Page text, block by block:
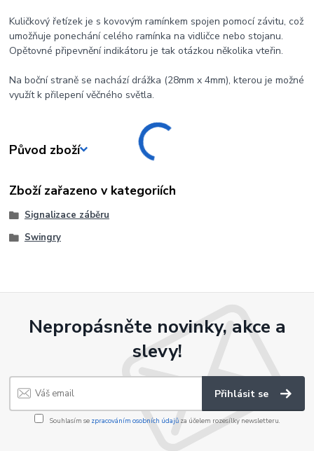
Kuličkový řetízek je s kovovým ramínkem spojen pomocí závitu, což
umožňuje ponechání celého ramínka na vidličce nebo stojanu.
Opětovné připevnění indikátoru je tak otázkou několika vteřin.
Na boční straně se nachází drážka (28mm x 4mm), kterou je možné
využít k přilepení věčného světla.
Původ zboží
Zboží zařazeno v kategoriích
Signalizace záběru
Swingry
Nepropásněte novinky, akce a
slevy!
Přihlásit se
Souhlasím se zpracováním osobních údajůza účelem rozesílky newsletteru.